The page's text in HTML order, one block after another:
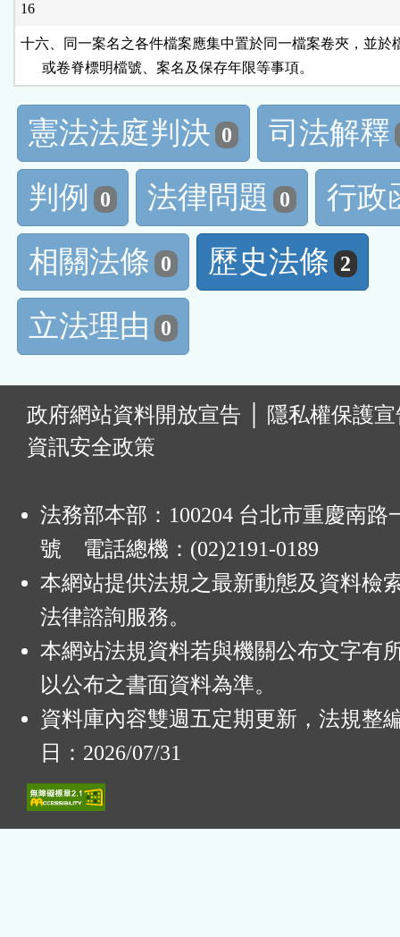
16
十六、同一案名之各件檔案應集中置於同一檔案卷夾，並於
      或卷脊標明檔號、案名及保存年限等事項。
憲法法庭判決 0
司法解釋
判例
0 法律問題 0
行政
相關法條 0 歷史法條 2
立法理由 0
政府網站資料開放宣告
隱私權保護
資訊安全政策
法務部本部：100204 台北市重慶南路
號 電話總機：(02)2191-0189
本網站提供法規之最新動態及資料檢
法律諮詢服務。
本網站法規資料若與機關公布文字有
以公布之書面資料為準。
資料庫內容雙週五定期更新，法規整
日：2026/07/31